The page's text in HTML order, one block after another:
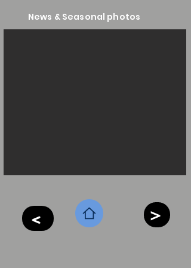
​News & Seasonal photos
＜ ＞